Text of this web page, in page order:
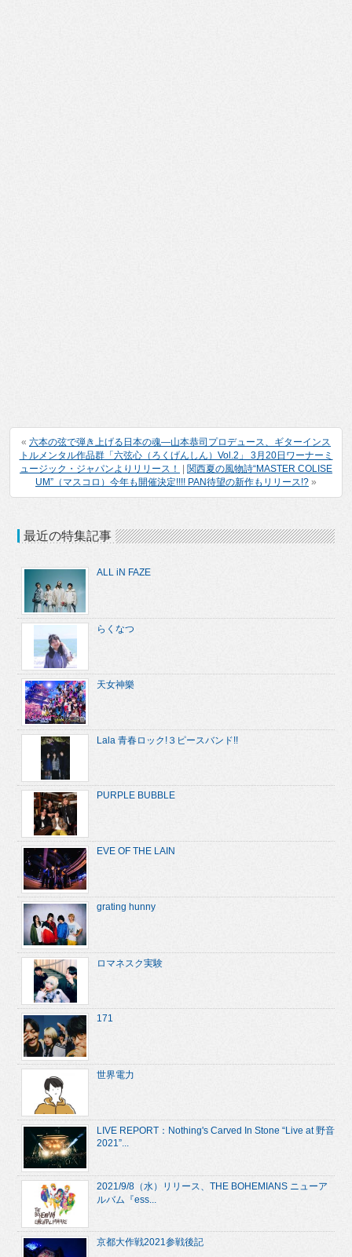
« 六本の弦で弾き上げる日本の魂―山本恭司プロデュース、ギターインス
トルメンタル作品群「六弦心（ろくげんしん）Vol.2」 3月20日ワーナーミ
ュージック・ジャパンよりリリース！
関西夏の風物詩“MASTER COLISE
UM”（マスコロ）今年も開催決定!!!! PAN待望の新作もリリース!? »
最近の特集記事
ALL iN FAZE
らくなつ
天女神樂
Lala 青春ロック!３ピースバンド!!
PURPLE BUBBLE
EVE OF THE LAIN
grating hunny
ロマネスク実験
171
世界電力
LIVE REPORT：Nothing's Carved In Stone “Live at 野音
2021”...
2021/9/8（水）リリース、THE BOHEMIANS ニューア
ルバム『ess...
京都大作戦2021参戦後記